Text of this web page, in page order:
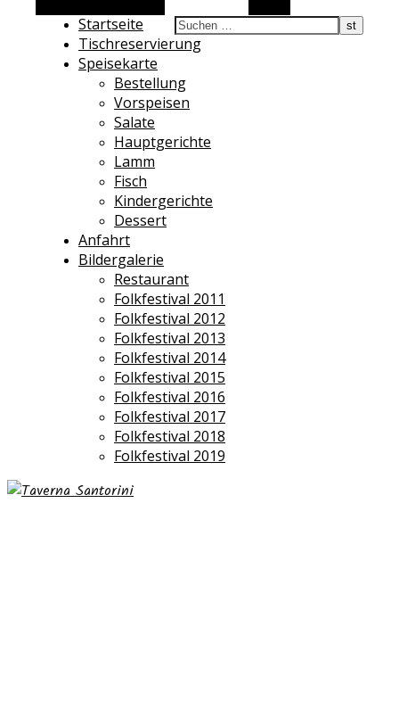
Startseite
Tischreservierung
Speisekarte
Bestellung
Vorspeisen
Salate
Hauptgerichte
Lamm
Fisch
Kindergerichte
Dessert
Anfahrt
Bildergalerie
Restaurant
Folkfestival 2011
Folkfestival 2012
Folkfestival 2013
Folkfestival 2014
Folkfestival 2015
Folkfestival 2016
Folkfestival 2017
Folkfestival 2018
Folkfestival 2019